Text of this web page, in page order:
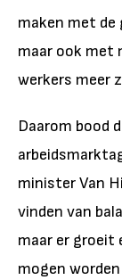
maken met de
maar ook met
werkers meer
Daarom bood
minister Van
vinden van
maar er groeit
mogen